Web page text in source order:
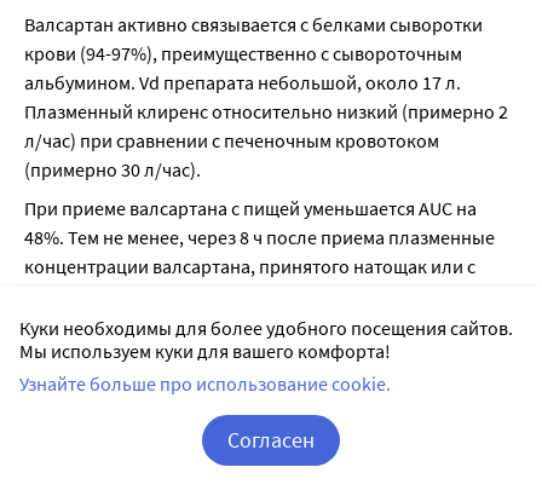
Валсартан активно связывается с белками сыворотки
крови (94-97%), преимущественно с сывороточным
альбумином. Vd препарата небольшой, около 17 л.
Плазменный клиренс относительно низкий (примерно 2
л/час) при сравнении с печеночным кровотоком
(примерно 30 л/час).
При приеме валсартана с пищей уменьшается AUC на
48%. Тем не менее, через 8 ч после приема плазменные
концентрации валсартана, принятого натощак или с
клинически значимым снижением терапевтическою
эффекта валсартана, поэтому препарат можно
применять независимо от приема пищи.
Метаболизм и выведение
Метаболизируется с помощью изофермента CYP2C9.
Куки необходимы для более удобного посещения сайтов.
Мы используем куки для вашего комфорта!
Узнайте больше про использование cookie.
Согласен